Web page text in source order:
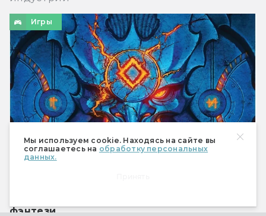
Мы используем cookie. Находясь на сайте вы
соглашаетесь на обработку персональных
данных.
Игры
фэнтези